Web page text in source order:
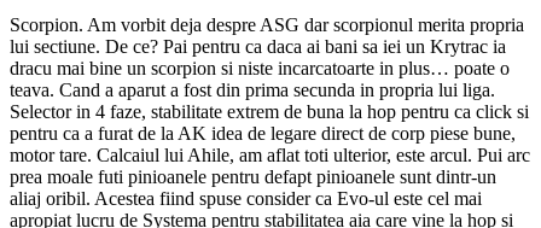
Scorpion. Am vorbit deja despre ASG dar scorpionul merita propria
lui sectiune. De ce? Pai pentru ca daca ai bani sa iei un Krytrac ia
dracu mai bine un scorpion si niste incarcatoarte in plus… poate o
teava. Cand a aparut a fost din prima secunda in propria lui liga.
Selector in 4 faze, stabilitate extrem de buna la hop pentru ca click si
pentru ca a furat de la AK idea de legare direct de corp piese bune,
motor tare. Calcaiul lui Ahile, am aflat toti ulterior, este arcul. Pui arc
prea moale futi pinioanele pentru defapt pinioanele sunt dintr-un
aliaj oribil. Acestea fiind spuse consider ca Evo-ul este cel mai
apropiat lucru de Systema pentru stabilitatea aia care vine la hop si